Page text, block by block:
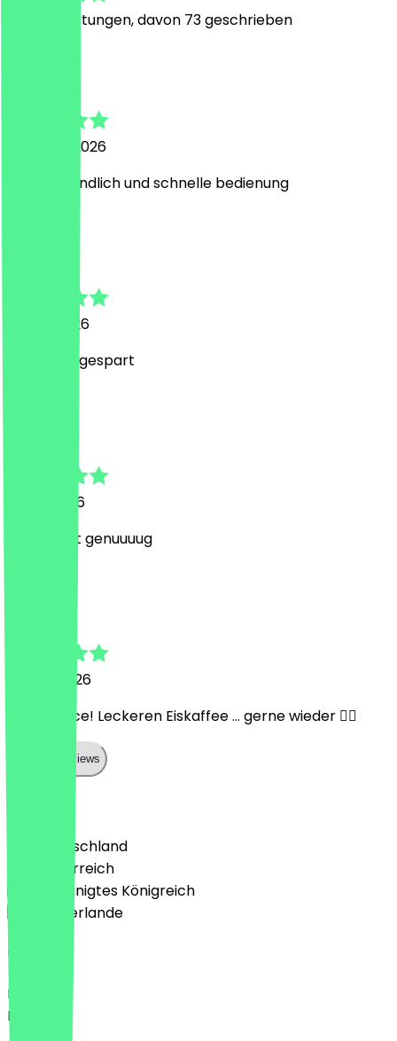
Bewertungen, davon 73 geschrieben
3. August 2026
super freundlich und schnelle bedienung
20. Juli 2026
Hab 999€ gespart
19. Juli 2026
Du bist gut genuuuug
16. Juni 2026
Top Service! Leckeren Eiskaffee … gerne wieder 👍🏻
Show all reviews
🇩🇪 Deutschland
🇦🇹 Österreich
🇬🇧 Vereinigtes Königreich
🇳🇱 Niederlande
Sprache
Deutsch
English